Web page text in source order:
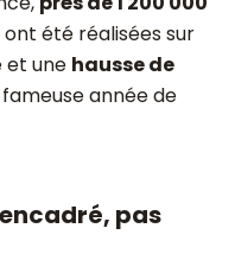
ont été réalisées sur
et une hausse de
fameuse année de
pas